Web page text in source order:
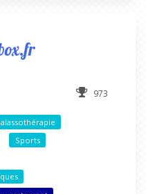
973
Sports